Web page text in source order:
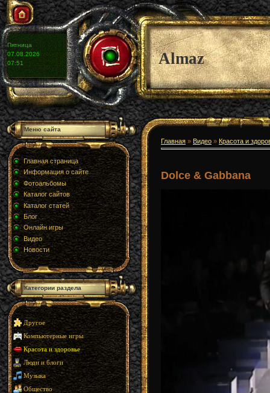
Пятница
07.08.2026
07:51
Almaz
Меню сайта
Главная страница
Информация о сайте
Фотоальбомы
Каталог сайтов
Каталог статей
Блог
Онлайн игры
Видео
Новости
Категории раздела
Другое
Компьютерные игры
Красота и здоровье
Люди и блоги
Музыка
Общество
Главная » Видео » Красота и
Dolce & Gabbana